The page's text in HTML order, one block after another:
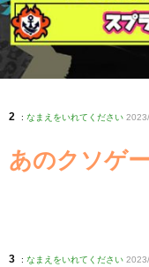
2 : なまえをいれてください
あのクソゲ
3 : なまえをいれてください